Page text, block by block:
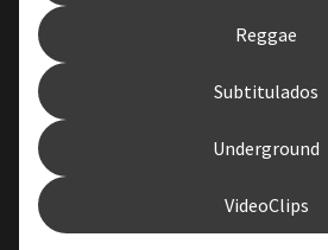
Reggae
Subtitulados
Underground
VideoClips